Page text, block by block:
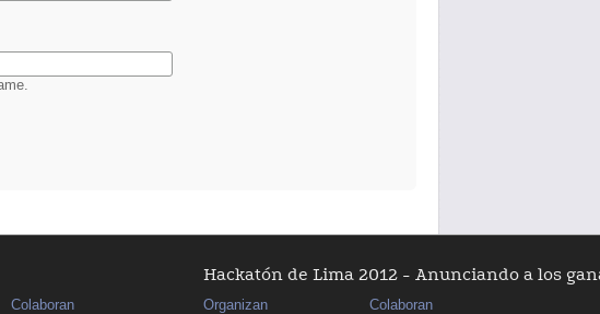
Colaboran
Hackatón de Lima 2012 - Anunciando a los
Organizan
Colaboran